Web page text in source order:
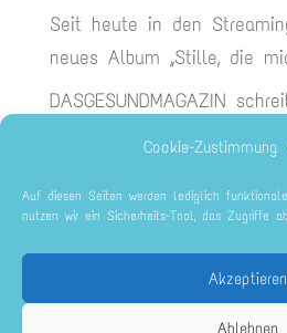
Cookie-Zustimmung
Auf diesen Seiten werden lediglich
nutzen wir ein Sicherheits-Tool, das Zugriffe
Akzeptieren
Ablehnen
Seit heute in den
neues Album „Stille, die
DASGESUNDMAGAZIN
stillt